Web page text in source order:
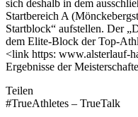
sich deshalb in dem
Startbereich A
Startblock“ aufstellen. Der
dem Elite-Block der Top-
<link https: www.alsterlauf-
Ergebnisse der
Teilen
#TrueAthletes – TrueTalk